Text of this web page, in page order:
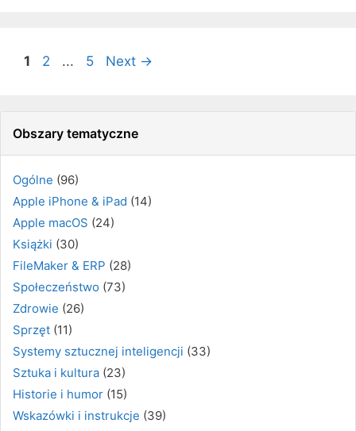
Strona
1 Strona
2 ... Strona
5 Next →
Obszary tematyczne
Ogólne (96)
Apple iPhone & iPad (14)
Apple macOS (24)
Książki (30)
FileMaker & ERP (28)
Społeczeństwo (73)
Zdrowie (26)
Sprzęt (11)
Systemy sztucznej inteligencji (33)
Sztuka i kultura (23)
Historie i humor (15)
Wskazówki i instrukcje (39)